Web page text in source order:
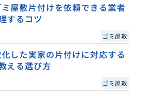
屋敷片付けを依頼できる業者
するコツ
ゴミ屋敷
した実家の片付けに対応する
える選び方
ゴミ屋敷